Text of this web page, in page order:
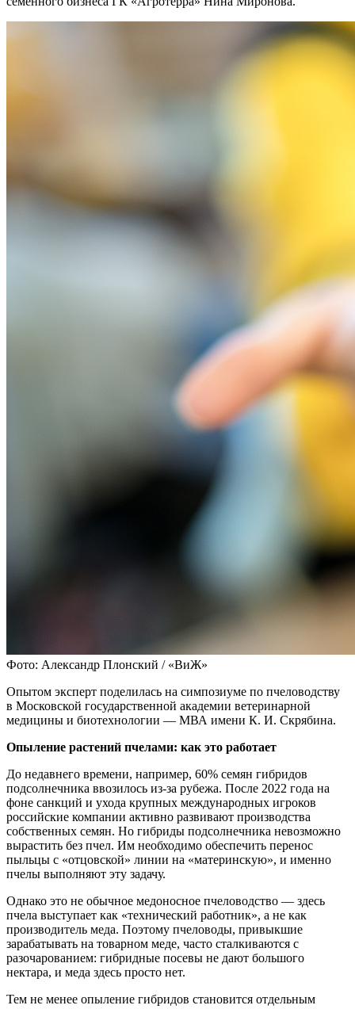
Фото: Александр Плонский / «ВиЖ»
Опытом эксперт поделилась на симпозиуме по пчеловодству
в Московской государственной академии ветеринарной
медицины и биотехнологии — МВА имени К. И. Скрябина.
Опыление растений пчелами: как это работает
До недавнего времени, например, 60% семян гибридов
подсолнечника ввозилось из-за рубежа. После 2022 года на
фоне санкций и ухода крупных международных игроков
российские компании активно развивают производства
собственных семян. Но гибриды подсолнечника невозможно
вырастить без пчел. Им необходимо обеспечить перенос
пыльцы с «отцовской» линии на «материнскую», и именно
пчелы выполняют эту задачу.
Однако это не обычное медоносное пчеловодство — здесь
пчела выступает как «технический работник», а не как
производитель меда. Поэтому пчеловоды, привыкшие
зарабатывать на товарном меде, часто сталкиваются с
разочарованием: гибридные посевы не дают большого
нектара, и меда здесь просто нет.
Тем не менее опыление гибридов становится отдельным